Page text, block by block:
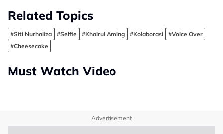
Related Topics
#Siti Nurhaliza #Selfie #Khairul Aming #Kolaborasi
#Voice Over
#Cheesecake
Must Watch Video
Advertisement